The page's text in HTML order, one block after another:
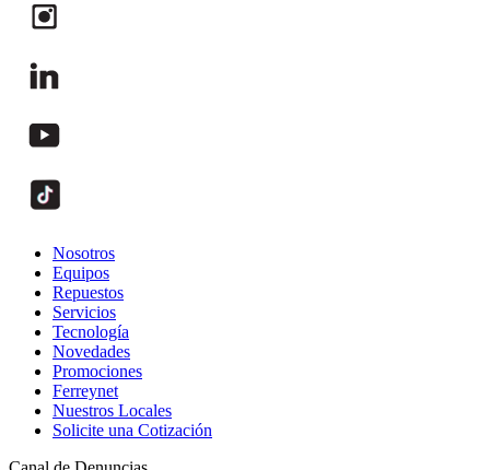
Nosotros
Equipos
Repuestos
Servicios
Tecnología
Novedades
Promociones
Ferreynet
Nuestros Locales
Solicite una Cotización